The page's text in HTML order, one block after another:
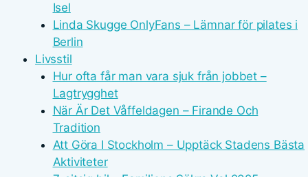
Isel
Linda Skugge OnlyFans – Lämnar för pilates i
Berlin
Livsstil
Hur ofta får man vara sjuk från jobbet –
Lagtrygghet
När Är Det Våffeldagen – Firande Och
Tradition
Att Göra I Stockholm – Upptäck Stadens Bästa
Aktiviteter